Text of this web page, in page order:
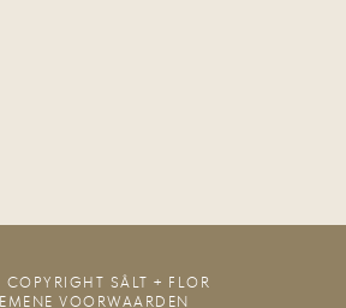
SÂLT + FLOR
VOORWAARDEN